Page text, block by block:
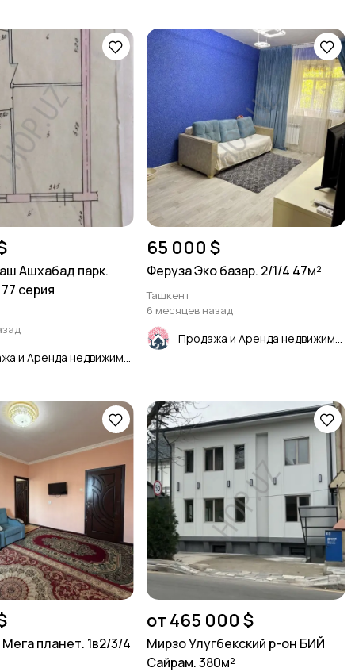
Ашхабад парк.
серия
65 000 $
Феруза Эко базар. 2/1/4 47м²
Ташкент
6 месяцев назад
планет. 1в2/3/4
от 465 000 $
Мирзо Улугбекский р-он БИЙ
Сайрам. 380м²